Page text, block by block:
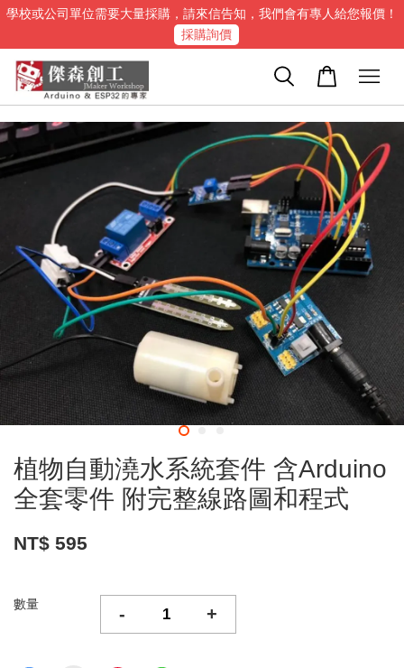
學校或公司單位需要大量採購，請來信告知，我們會有專人給您報價！
採購詢價
植物自動澆水系統套件 含Arduino
全套零件 附完整線路圖和程式
NT$ 595
數量 - +